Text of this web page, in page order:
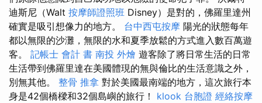
迪斯尼（Walt 按摩師證照班 Disney）是對的，佛羅里達州
確實是吸引想像力的地方。 台中西屯按摩 陽光的狀態每年
都以無限的沙灘，無限的水和夏季放鬆的方式進入數百萬遊
客。 記帳士 會計 書 南投 外燴 遊客除了將日常生活的日常
生活帶到佛羅里達在美國體現的無與倫比的生活意識之外，
別無其他。 整骨 推拿 對於美國最南端的地方，這次旅行本
身是42個橋樑和32個島嶼的旅行！ klook 台胞證 經絡按摩